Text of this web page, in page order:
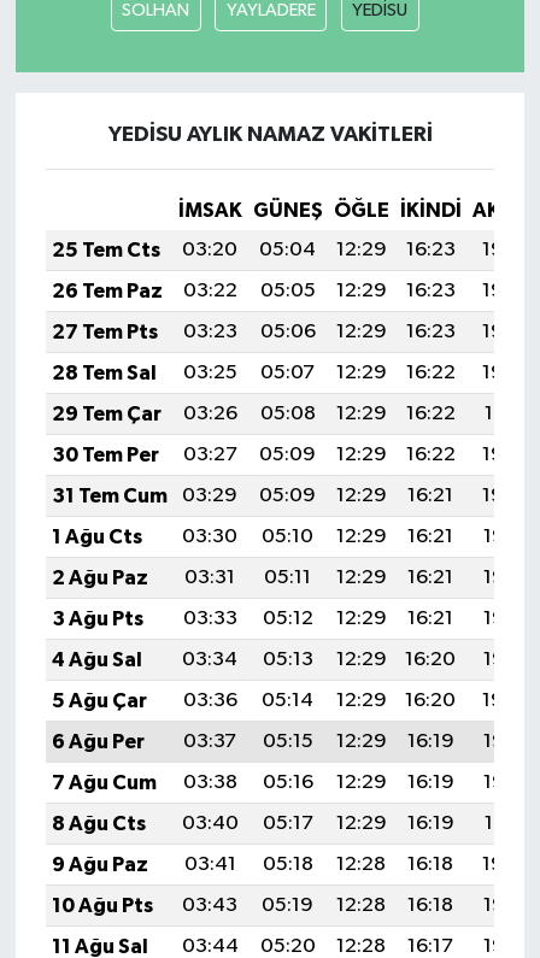
SOLHAN YAYLADERE YEDİSU
YEDİSU AYLIK NAMAZ VAKITLERI
İMSAK GÜNEŞ ÖĞLE İKINDI
25 Tem Cts
03:20 05:04 12:29 16:23
19:45
26 Tem Paz
03:22 05:05 12:29 16:23
19:44
27 Tem Pts
03:23 05:06 12:29 16:23
19:43
28 Tem Sal
03:25 05:07 12:29 16:22
19:42
29 Tem Çar
03:26 05:08 12:29 16:22
19:41
30 Tem Per
03:27 05:09 12:29 16:22
19:40
31 Tem Cum
03:29 05:09 12:29 16:21
19:39
1 Ağu Cts
03:30 05:10 12:29 16:21
19:38
2 Ağu Paz
03:31 05:11 12:29 16:21
19:37
3 Ağu Pts
03:33 05:12 12:29 16:21
19:36
4 Ağu Sal
03:34 05:13 12:29 16:20
19:35
5 Ağu Çar
03:36 05:14 12:29 16:20
19:34
6 Ağu Per
03:37 05:15 12:29 16:19
19:33
7 Ağu Cum
03:38 05:16 12:29 16:19
19:32
8 Ağu Cts
03:40 05:17 12:29 16:19
19:31
9 Ağu Paz
03:41 05:18 12:28 16:18
19:29
10 Ağu Pts
03:43 05:19 12:28 16:18
19:28
11 Ağu Sal
03:44 05:20 12:28 16:17
19:27